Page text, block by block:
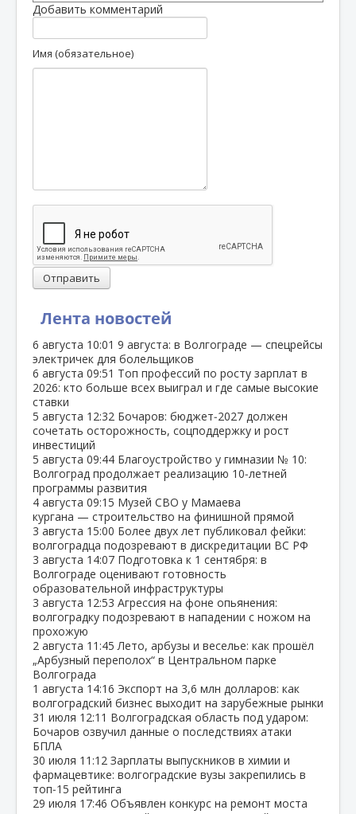
Лента новостей
6 августа 10:01 9 августа: в Волгограде — спецрейсы
электричек для болельщиков
6 августа 09:51 Топ профессий по росту зарплат в
2026: кто больше всех выиграл и где самые высокие
ставки
5 августа 12:32 Бочаров: бюджет‑2027 должен
сочетать осторожность, соцподдержку и рост
инвестиций
5 августа 09:44 Благоустройство у гимназии № 10:
Волгоград продолжает реализацию 10‑летней
программы развития
4 августа 09:15 Музей СВО у Мамаева
кургана — строительство на финишной прямой
3 августа 15:00 Более двух лет публиковал фейки:
волгоградца подозревают в дискредитации ВС РФ
3 августа 14:07 Подготовка к 1 сентября: в
Волгограде оценивают готовность
образовательной инфраструктуры
3 августа 12:53 Агрессия на фоне опьянения:
волгоградку подозревают в нападении с ножом на
прохожую
2 августа 11:45 Лето, арбузы и веселье: как прошёл
„Арбузный переполох“ в Центральном парке
Волгограда
1 августа 14:16 Экспорт на 3,6 млн долларов: как
волгоградский бизнес выходит на зарубежные рынки
31 июля 12:11 Волгоградская область под ударом:
Бочаров озвучил данные о последствиях атаки
БПЛА
30 июля 11:12 Зарплаты выпускников в химии и
фармацевтике: волгоградские вузы закрепились в
топ‑15 рейтинга
29 июля 17:46 Объявлен конкурс на ремонт моста
Добавить комментарий
Имя (обязательное)
Отправить